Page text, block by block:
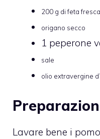
200 g di feta
origano secco
1 peperone
sale
olio extravergine
Lavare bene i